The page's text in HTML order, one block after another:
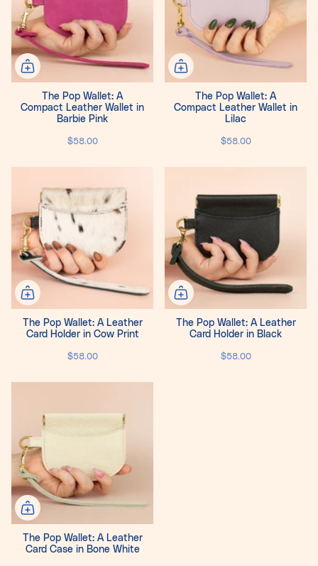
The Pop Wallet: A
Compact Leather Wallet in
Barbie Pink
$58.00
The Pop Wallet: A
Compact Leather Wallet in
Lilac
$58.00
The Pop Wallet: A Leather
Card Holder in Cow Print
$58.00
The Pop Wallet: A Leather
Card Holder in Black
$58.00
The Pop Wallet: A Leather
Card Case in Bone White